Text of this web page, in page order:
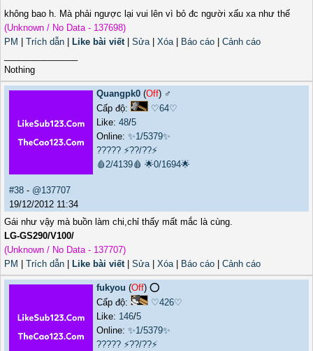
không bao h. Mà phải ngược lại vui lên vì bỏ đc người xấu xa như thế
(Unknown / No Data - 137698)
PM
Trích dẫn Like bài viết| Sửa| Xóa| Báo cáo
Cảnh cáo
Nothing
Quangpk0 (Off) ♂️
Cấp độ:
♡64♡
Like: 48/5
Online: ✨1/5379✨
????? ⚡??/??⚡
🩸2/4139🩸 🌟0/1694🌟
#38 - @137707
19/12/2012 11:34
Gái như vậy mà buồn làm chi,chỉ thấy mất mắc là cùng.
LG-GS290/V100/
(Unknown / No Data - 137707)
PM
Trích dẫn Like bài viết| Sửa| Xóa| Báo cáo Cảnh cáo
fukyou (Off) ⭕️
Cấp độ:
♡426♡
Like: 146/5
Online: ✨1/5379✨
????? ⚡??/??⚡